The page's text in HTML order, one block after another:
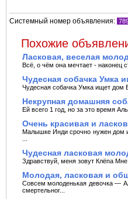
Системный номер объявления:
Похожие
Ласковая, веселая
Всё, о чём она мечтает - наконец
Чудесная собачка Умка
Чудесная собачка Умка ищет дом
Некрупная домашняя
Ей всего 1 год, но за это время
Очень красивая и
Малышке Инди срочно нужен дом и
Чудесная ласковая
Здравствуй, меня зовут Клёпа
Молодая, ласковая и
Совсем молоденькая девочка —
смертельног...